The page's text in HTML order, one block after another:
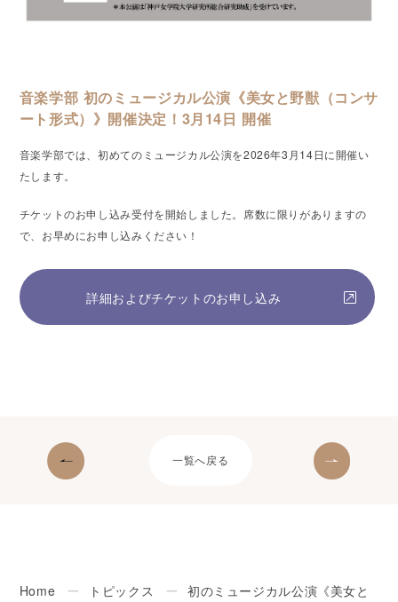
音楽学部 初のミュージカル公演《美女と野獣（コンサ
ート形式）》開催決定！3月14日 開催
音楽学部では、初めてのミュージカル公演を2026年3月14日に開催い
たします。
チケットのお申し込み受付を開始しました。席数に限りがありますの
で、お早めにお申し込みください！
詳細およびチケットのお申し込み
一覧へ戻る
Home ー トピックス ー
初のミュージカル公演《美女と